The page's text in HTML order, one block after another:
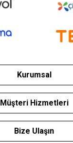
Kurumsal
Müşteri Hizmetleri
Bize Ulaşın